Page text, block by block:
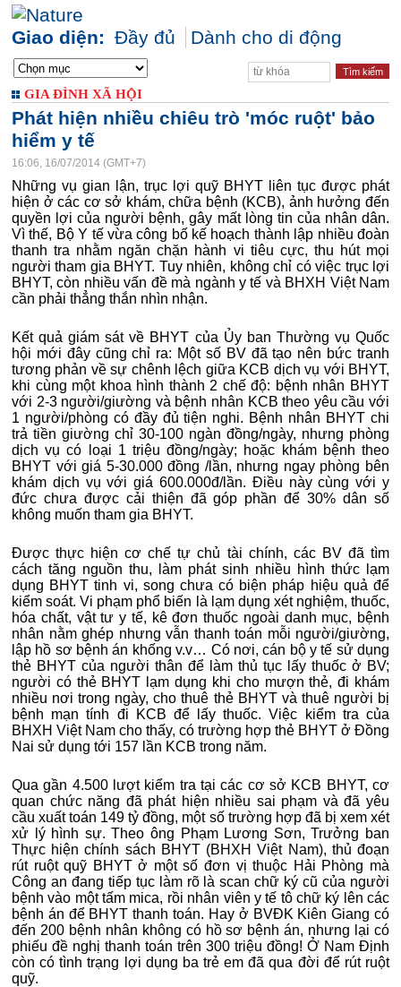
Giao diện: Đầy đủ Dành cho di động
GIA ĐÌNH XÃ HỘI
Phát hiện nhiều chiêu trò 'móc ruột' bảo
hiểm y tế
16:06, 16/07/2014 (GMT+7)
Những vụ gian lận, trục lợi quỹ BHYT liên tục được phát
hiện ở các cơ sở khám, chữa bệnh (KCB), ảnh hưởng đến
quyền lợi của người bệnh, gây mất lòng tin của nhân dân.
Vì thế, Bộ Y tế vừa công bố kế hoạch thành lập nhiều đoàn
thanh tra nhằm ngăn chặn hành vi tiêu cực, thu hút mọi
người tham gia BHYT. Tuy nhiên, không chỉ có việc trục lợi
BHYT, còn nhiều vấn đề mà ngành y tế và BHXH Việt Nam
cần phải thẳng thắn nhìn nhận.
Kết quả giám sát về BHYT của Ủy ban Thường vụ Quốc
hội mới đây cũng chỉ ra: Một số BV đã tạo nên bức tranh
tương phản về sự chênh lệch giữa KCB dịch vụ với BHYT,
khi cùng một khoa hình thành 2 chế độ: bệnh nhân BHYT
với 2-3 người/giường và bệnh nhân KCB theo yêu cầu với
1 người/phòng có đầy đủ tiện nghi. Bệnh nhân BHYT chi
trả tiền giường chỉ 30-100 ngàn đồng/ngày, nhưng phòng
dịch vụ có loại 1 triệu đồng/ngày; hoặc khám bệnh theo
BHYT với giá 5-30.000 đồng /lần, nhưng ngay phòng bên
khám dịch vụ với giá 600.000đ/lần. Điều này cùng với y
đức chưa được cải thiện đã góp phần để 30% dân số
không muốn tham gia BHYT.
Được thực hiện cơ chế tự chủ tài chính, các BV đã tìm
cách tăng nguồn thu, làm phát sinh nhiều hình thức lạm
dụng BHYT tinh vi, song chưa có biện pháp hiệu quả để
kiểm soát. Vi phạm phổ biến là lạm dụng xét nghiệm, thuốc,
hóa chất, vật tư y tế, kê đơn thuốc ngoài danh mục, bệnh
nhân nằm ghép nhưng vẫn thanh toán mỗi người/giường,
lập hồ sơ bệnh án khống v.v… Có nơi, cán bộ y tế sử dụng
thẻ BHYT của người thân để làm thủ tục lấy thuốc ở BV;
người có thẻ BHYT lạm dụng khi cho mượn thẻ, đi khám
nhiều nơi trong ngày, cho thuê thẻ BHYT và thuê người bị
bệnh mạn tính đi KCB để lấy thuốc. Việc kiểm tra của
BHXH Việt Nam cho thấy, có trường hợp thẻ BHYT ở Đồng
Nai sử dụng tới 157 lần KCB trong năm.
Qua gần 4.500 lượt kiểm tra tại các cơ sở KCB BHYT, cơ
quan chức năng đã phát hiện nhiều sai phạm và đã yêu
cầu xuất toán 149 tỷ đồng, một số trường hợp đã bị xem xét
xử lý hình sự. Theo ông Phạm Lương Sơn, Trưởng ban
Thực hiện chính sách BHYT (BHXH Việt Nam), thủ đoạn
rút ruột quỹ BHYT ở một số đơn vị thuộc Hải Phòng mà
Công an đang tiếp tục làm rõ là scan chữ ký cũ của người
bệnh vào một tấm mica, rồi nhân viên y tế tô chữ ký lên các
bệnh án để BHYT thanh toán. Hay ở BVĐK Kiên Giang có
đến 200 bệnh nhân không có hồ sơ bệnh án, nhưng lại có
phiếu đề nghị thanh toán trên 300 triệu đồng! Ở Nam Định
còn có tình trạng lợi dụng ba trẻ em đã qua đời để rút ruột
quỹ.